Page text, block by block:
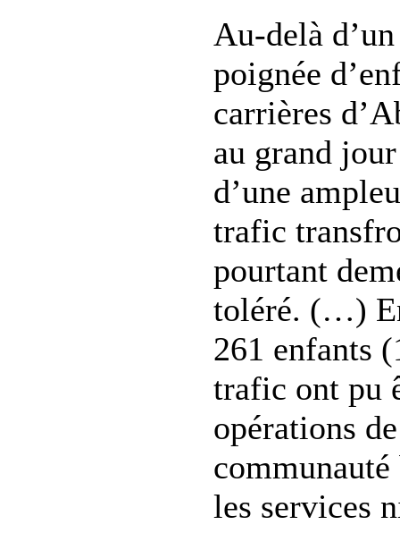
Au-delà
poignée
carrières
au grand
d’une
trafic
pourtant
toléré. (…)
261 enfants
trafic ont pu
opérations
les services